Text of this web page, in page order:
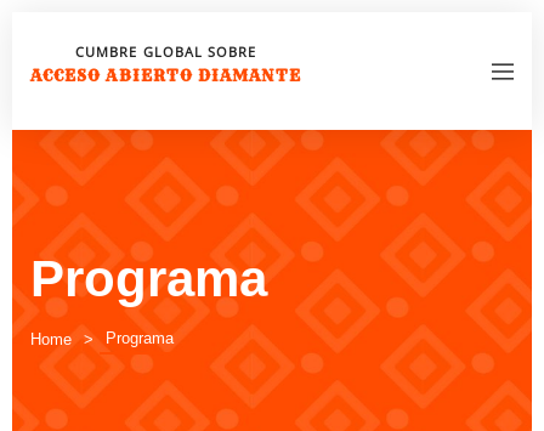
CUMBRE GLOBAL SOBRE
ACCESO ABIERTO DIAMANTE
Programa
Home Programa